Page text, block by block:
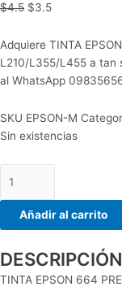
$4.5 $3.5
Adquiere TINTA
L210/L355/L455 a tan
al WhatsApp
SKU EPSON-M
Sin existencias
Añadir al carrito
DESCRIPCIÓN
TINTA EPSON 664